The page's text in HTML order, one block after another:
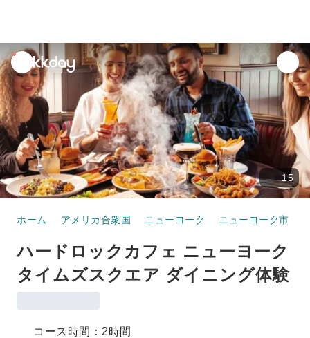
unread
notifications
15
ホーム アメリカ合衆国 ニューヨーク ニューヨーク市
ハードロックカフェ ニューヨーク
タイムズスクエア ダイニング体験
コース時間：2時間